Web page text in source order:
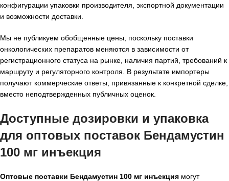
конфигурации упаковки производителя, экспортной документации
и возможности доставки.
Мы не публикуем обобщенные цены, поскольку поставки
онкологических препаратов меняются в зависимости от
регистрационного статуса на рынке, наличия партий, требований к
маршруту и регуляторного контроля. В результате импортеры
получают коммерческие ответы, привязанные к конкретной сделке,
вместо неподтвержденных публичных оценок.
Доступные дозировки и упаковка
для оптовых поставок Бендамустин
100 мг инъекция
Оптовые поставки Бендамустин 100 мг инъекция могут